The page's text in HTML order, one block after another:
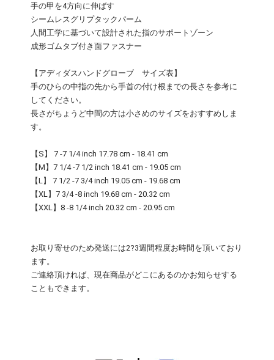
手の甲を4方向に伸ばす
シームレスグリプタックパーム
人間工学に基づいて設計された指のサポートゾーン
成形ゴムタブ付き面ファスナー
【アディダスハンドグローブ サイズ表】
手のひらの中指の先から手首の付け根までの長さを参考に
してください。
長さがちょうど中間の方は小さめのサイズをおすすめしま
す。
【S】 7 -7 1/4 inch 17.78 cm - 18.41 cm
【M】7 1/4 -7 1/2 inch 18.41 cm - 19.05 cm
【L】 7 1/2 -7 3/4 inch 19.05 cm - 19.68 cm
【XL】7 3/4 -8 inch 19.68 cm - 20.32 cm
【XXL】8 -8 1/4 inch 20.32 cm - 20.95 cm
お取り寄せのため発送には2?3週間程度お時間を頂いており
ます。
ご連絡頂ければ、現在商品がどこにあるのかお知らせする
こともできます。